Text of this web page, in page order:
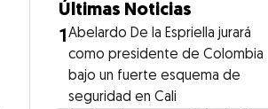
Últimas Noticias
1Abelardo De la Espriella jurará
como presidente de Colombia
bajo un fuerte esquema de
seguridad en Cali